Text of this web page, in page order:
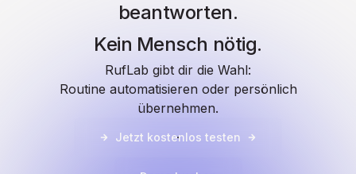
beantworten.
Kein Mensch nötig.
RufLab gibt dir die Wahl:
Routine automatisieren oder persönlich
übernehmen.
Jetzt kostenlos testen